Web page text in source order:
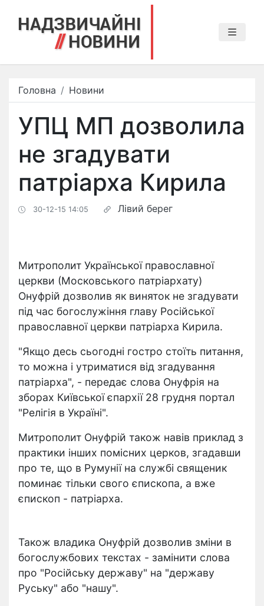
Головна Новини
УПЦ МП дозволила
не згадувати
патріарха Кирила
30-12-15 14:05 Лівий берег
Митрополит Української православної
церкви (Московського патріархату)
Онуфрій дозволив як виняток не згадувати
під час богослужіння главу Російської
православної церкви патріарха Кирила.
"Якщо десь сьогодні гостро стоїть питання,
то можна і утриматися від згадування
патріарха", - передає слова Онуфрія на
зборах Київської єпархії 28 грудня портал
"Релігія в Україні".
Митрополит Онуфрій також навів приклад з
практики інших помісних церков, згадавши
про те, що в Румунії на службі священик
поминає тільки свого єпископа, а вже
єпископ - патріарха.
Також владика Онуфрій дозволив зміни в
богослужбових текстах - замінити слова
про "Російську державу" на "державу
Руську" або "нашу".